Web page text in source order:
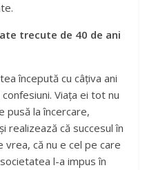
trecute de 40 de ani
începută cu câțiva ani
Viața ei tot nu
pusă la încercare,
realizează că succesul în
că nu e cel pe care
l-a impus în